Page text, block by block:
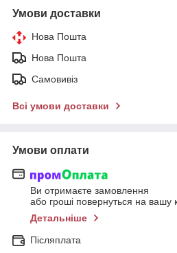
Умови доставки
Нова Пошта
Нова Пошта
Самовивіз
Всі умови доставки
Умови оплати
Ви отримаєте замовлення
або гроші повернуться на вашу
Детальніше
Післяплата